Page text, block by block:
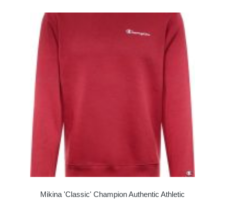
Mikina 'Classic' Champion Authentic Athletic